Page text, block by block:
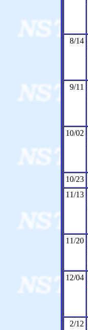
8/14
9/11
10/02
10/23
11/13
11/20
12/04
2/12